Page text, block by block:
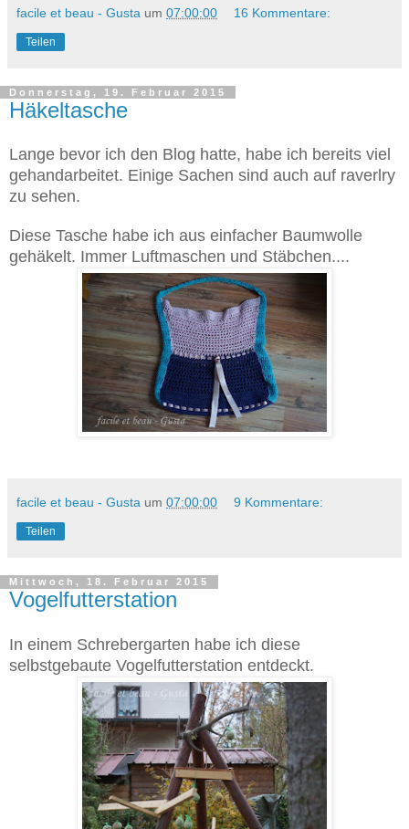
facile et beau - Gusta um 07:00:00 16 Kommentare:
Teilen
Donnerstag, 19. Februar 2015
Häkeltasche
Lange bevor ich den Blog hatte, habe ich bereits viel
gehandarbeitet. Einige Sachen sind auch auf raverlry
zu sehen.
Diese Tasche habe ich aus einfacher Baumwolle
gehäkelt. Immer Luftmaschen und Stäbchen....
facile et beau - Gusta um 07:00:00 9 Kommentare:
Teilen
Mittwoch, 18. Februar 2015
Vogelfutterstation
In einem Schrebergarten habe ich diese
selbstgebaute Vogelfutterstation entdeckt.